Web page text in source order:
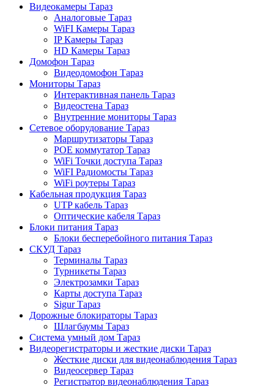
Видеокамеры Тараз
Аналоговые Тараз
WiFI Камеры Тараз
IP Камеры Тараз
HD Камеры Тараз
Домофон Тараз
Видеодомофон Тараз
Мониторы Тараз
Интерактивная панель Тараз
Видеостена Тараз
Внутренние мониторы Тараз
Сетевое оборудование Тараз
Маршрутизаторы Тараз
POE коммутатор Тараз
WiFi Точки доступа Тараз
WiFI Радиомосты Тараз
WiFi роутеры Тараз
Кабельная продукция Тараз
UTP кабель Тараз
Оптические кабеля Тараз
Блоки питания Тараз
Блоки бесперебойного питания Тараз
СКУД Тараз
Терминалы Тараз
Турникеты Тараз
Электрозамки Тараз
Карты доступа Тараз
Sigur Тараз
Дорожные блокираторы Тараз
Шлагбаумы Тараз
Система умный дом Тараз
Видеорегистраторы и жесткие диски Тараз
Жесткие диски для видеонаблюдения Тараз
Видеосервер Тараз
Регистратор видеонаблюдения Тараз